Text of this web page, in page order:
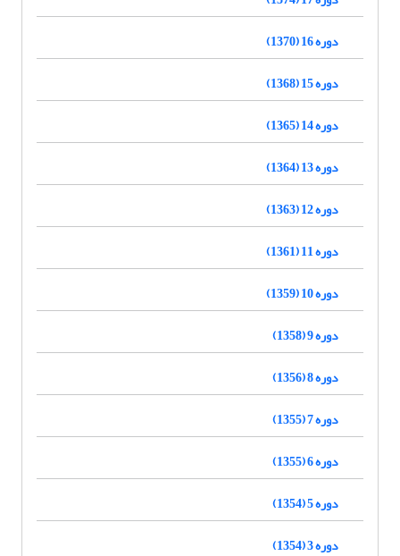
دوره 16 (1370)
دوره 15 (1368)
دوره 14 (1365)
دوره 13 (1364)
دوره 12 (1363)
دوره 11 (1361)
دوره 10 (1359)
دوره 9 (1358)
دوره 8 (1356)
دوره 7 (1355)
دوره 6 (1355)
دوره 5 (1354)
دوره 3 (1354)